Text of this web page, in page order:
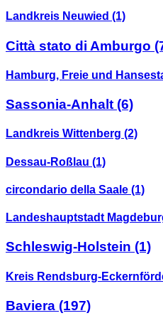
Landkreis Neuwied (1)
Città stato di Amburgo
Hamburg, Freie und
Sassonia-Anhalt (6)
Landkreis Wittenberg (2)
Dessau-Roßlau (1)
circondario della Saale (1)
Landeshauptstadt
Schleswig-Holstein (1)
Kreis Rendsburg-
Baviera (197)